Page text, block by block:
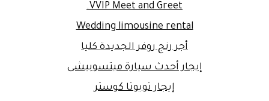
VVIP Meet and Greet.
Wedding limousine rental
أجر رنج روفر الجديدة كليا
إيجار أحدث سيارة ميتسوبيشى
إيجار تويوتا كوستر